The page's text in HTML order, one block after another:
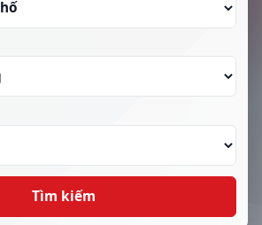
Tìm kiếm